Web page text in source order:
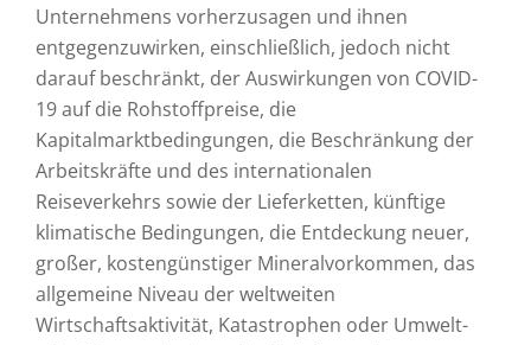
Unternehmens vorherzusagen und ihnen
entgegenzuwirken, einschließlich, jedoch nicht
darauf beschränkt, der Auswirkungen von COVID-
19 auf die Rohstoffpreise, die
Kapitalmarktbedingungen, die Beschränkung der
Arbeitskräfte und des internationalen
Reiseverkehrs sowie der Lieferketten, künftige
klimatische Bedingungen, die Entdeckung neuer,
großer, kostengünstiger Mineralvorkommen, das
allgemeine Niveau der weltweiten
Wirtschaftsaktivität, Katastrophen oder Umwelt-